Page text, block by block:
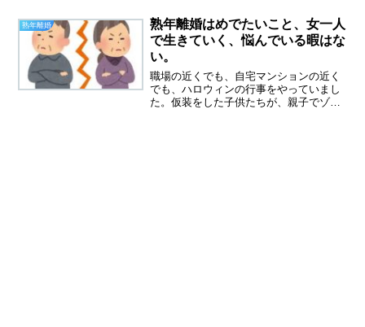
い！最近は他の方のブログを拝見する元
気もなかったのですが、今日...
熟年離婚
熟年離婚はめでたいこと、女一人
で生きていく、悩んでいる暇はな
い。
職場の近くでも、自宅マンションの近く
でも、ハロウィンの行事をやっていまし
た。仮装をした子供たちが、親子でゾロ